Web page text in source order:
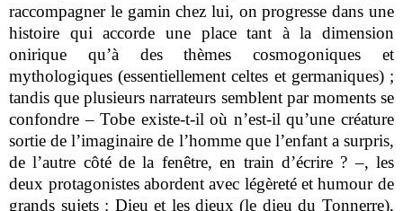
raccompagner le gamin chez lui, on progresse dans une
histoire qui accorde une place tant à la dimension
onirique qu’à des thèmes cosmogoniques et
mythologiques (essentiellement celtes et germaniques) ;
tandis que plusieurs narrateurs semblent par moments se
confondre – Tobe existe-t-il où n’est-il qu’une créature
sortie de l’imaginaire de l’homme que l’enfant a surpris,
de l’autre côté de la fenêtre, en train d’écrire ? –, les
deux protagonistes abordent avec légèreté et humour de
grands sujets : Dieu et les dieux (le dieu du Tonnerre),